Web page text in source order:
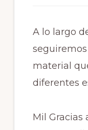
A lo largo
material
diferentes
Mil Gracias